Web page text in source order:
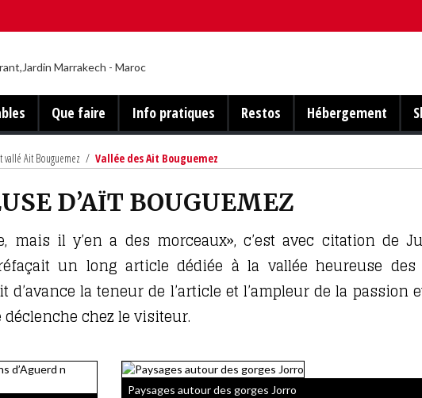
Que faire Info pratiques Restos Hébergement
vallé Ait Bouguemez / Vallée des Ait Bouguemez
D’AΪT BOUGUEMEZ
mais il y’en a des morceaux», c’est avec citation de
un long article dédiée à la vallée heureuse
la teneur de l’article et l’ampleur de la passion
chez le visiteur.
Paysages autour des gorges Jorro